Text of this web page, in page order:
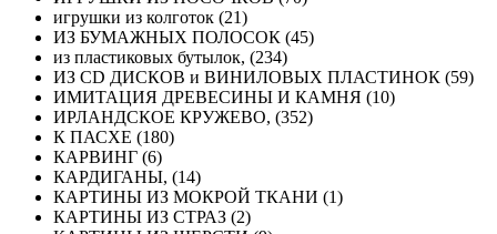
игрушки из колготок (21)
ИЗ БУМАЖНЫХ ПОЛОСОК (45)
из пластиковых бутылок, (234)
ИЗ СD ДИСКОВ и ВИНИЛОВЫХ ПЛАСТИНОК (59)
ИМИТАЦИЯ ДРЕВЕСИНЫ И КАМНЯ (10)
ИРЛАНДСКОЕ КРУЖЕВО, (352)
К ПАСХЕ (180)
КАРВИНГ (6)
КАРДИГАНЫ, (14)
КАРТИНЫ ИЗ МОКРОЙ ТКАНИ (1)
КАРТИНЫ ИЗ СТРАЗ (2)